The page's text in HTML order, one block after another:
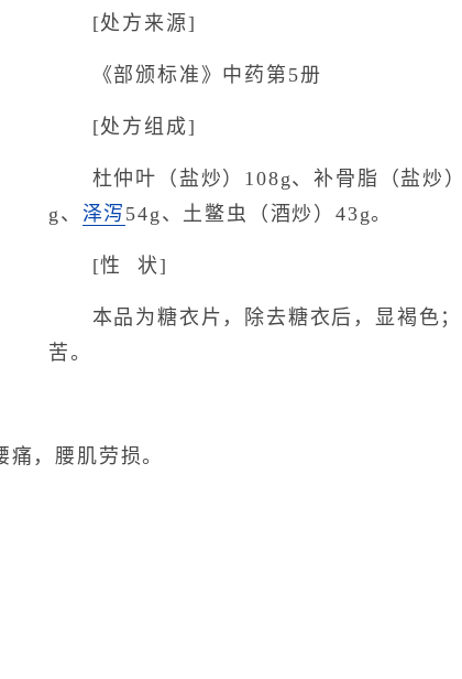
[处方来源]
《部颁标准》中药第5册
[处方组成]
杜仲叶（盐炒）108g、补骨脂（盐炒）
g、 泽泻 54g、土鳖虫（酒炒）43g。
[性 状]
本品为糖衣片，除去糖衣后，显褐色；
苦。
，腰肌劳损。